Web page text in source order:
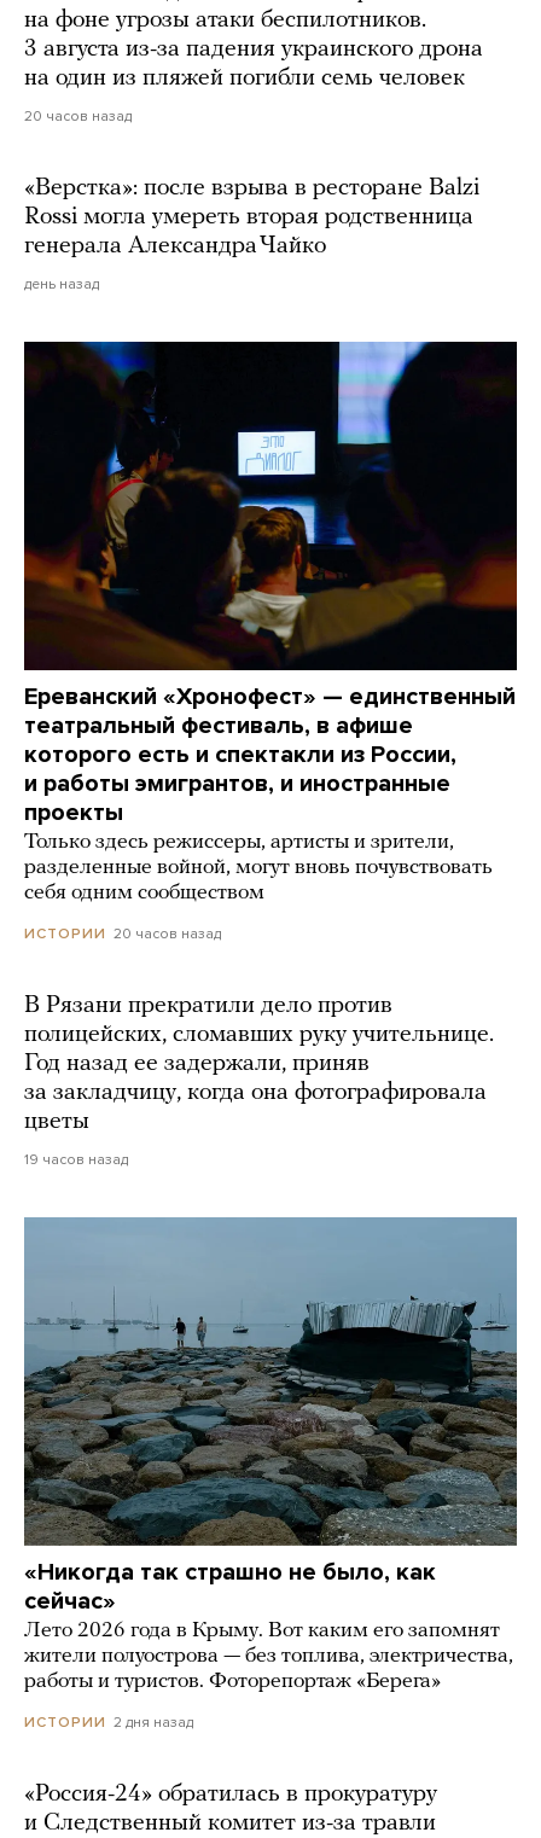
на фоне угрозы атаки беспилотников.
3 августа из-за падения украинского дрона
на один из пляжей погибли семь человек
20 часов назад
«Верстка»: после взрыва в ресторане Balzi
Rossi могла умереть вторая родственница
генерала Александра Чайко
день назад
Ереванский «Хронофест» — единственный
театральный фестиваль, в афише
которого есть и спектакли из России,
и работы эмигрантов, и иностранные
проекты
Только здесь режиссеры, артисты и зрители,
разделенные войной, могут вновь почувствовать
себя одним сообществом
ИСТОРИИ 20 часов назад
В Рязани прекратили дело против
полицейских, сломавших руку учительнице.
Год назад ее задержали, приняв
за закладчицу, когда она фотографировала
цветы
19 часов назад
«Никогда так страшно не было, как
сейчас»
Лето 2026 года в Крыму. Вот каким его запомнят
жители полуострова — без топлива, электричества,
работы и туристов. Фоторепортаж «Берега»
ИСТОРИИ 2 дня назад
«Россия-24» обратилась в прокуратуру
и Следственный комитет из-за травли